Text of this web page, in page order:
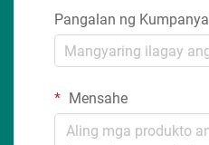
Pangalan ng Kumpanya
Mensahe